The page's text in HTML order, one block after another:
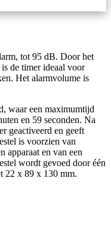
tot 95 dB. Door het
de timer ideaal voor
Het alarmvolume is
waar een maximumtijd
en 59 seconden. Na
geactiveerd en geeft
is voorzien van
apparaat en van een
wordt gevoed door één
22 x 89 x 130 mm.